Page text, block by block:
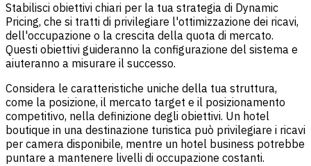
Stabilisci obiettivi chiari per la tua strategia di Dynamic
Pricing, che si tratti di privilegiare l'ottimizzazione dei ricavi,
dell'occupazione o la crescita della quota di mercato.
Questi obiettivi guideranno la configurazione del sistema e
aiuteranno a misurare il successo.
Considera le caratteristiche uniche della tua struttura,
come la posizione, il mercato target e il posizionamento
competitivo, nella definizione degli obiettivi. Un hotel
boutique in una destinazione turistica può privilegiare i ricavi
per camera disponibile, mentre un hotel business potrebbe
puntare a mantenere livelli di occupazione costanti.